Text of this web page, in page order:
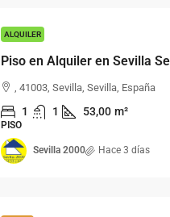
ALQUILER
Piso en Alquiler en Sevilla
, 41003, Sevilla, Sevilla, España
1 1 53,00 m²
PISO
Sevilla 2000 Hace 3 días